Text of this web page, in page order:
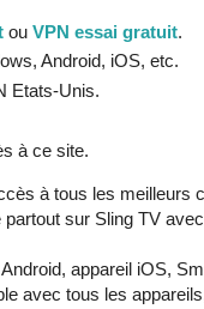
ou VPN essai gratuit.
Android, iOS, etc.
Etats-Unis.
à ce site.
à tous les meilleurs
sur Sling TV
appareil iOS,
avec tous les